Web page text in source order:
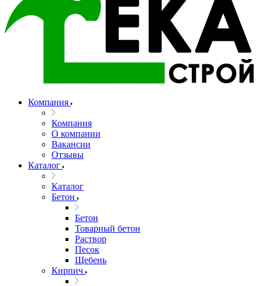
Компания
Компания
О компании
Вакансии
Отзывы
Каталог
Каталог
Бетон
Бетон
Товарный бетон
Раствор
Песок
Щебень
Кирпич